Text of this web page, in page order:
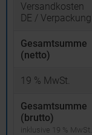
Versandkosten
DE / Verpackung
Gesamtsumme
(netto)
19 % MwSt.
Gesamtsumme
(brutto)
inklusive 19 % MwSt.